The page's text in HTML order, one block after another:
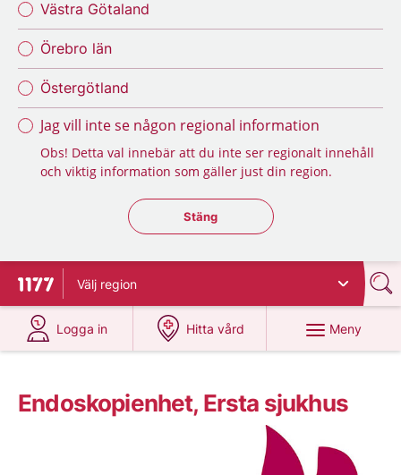
Västra Götaland
Örebro län
Östergötland
Jag vill inte se någon regional information
Obs! Detta val innebär att du inte ser regionalt innehåll
och viktig information som gäller just din region.
Stäng regionsväljaren
Stäng
Till startsidan för 1177
Välj region
Logga in
på 1177.se
Hitta vård
på 1177.se
Meny
Endoskopienhet, Ersta sjukhus